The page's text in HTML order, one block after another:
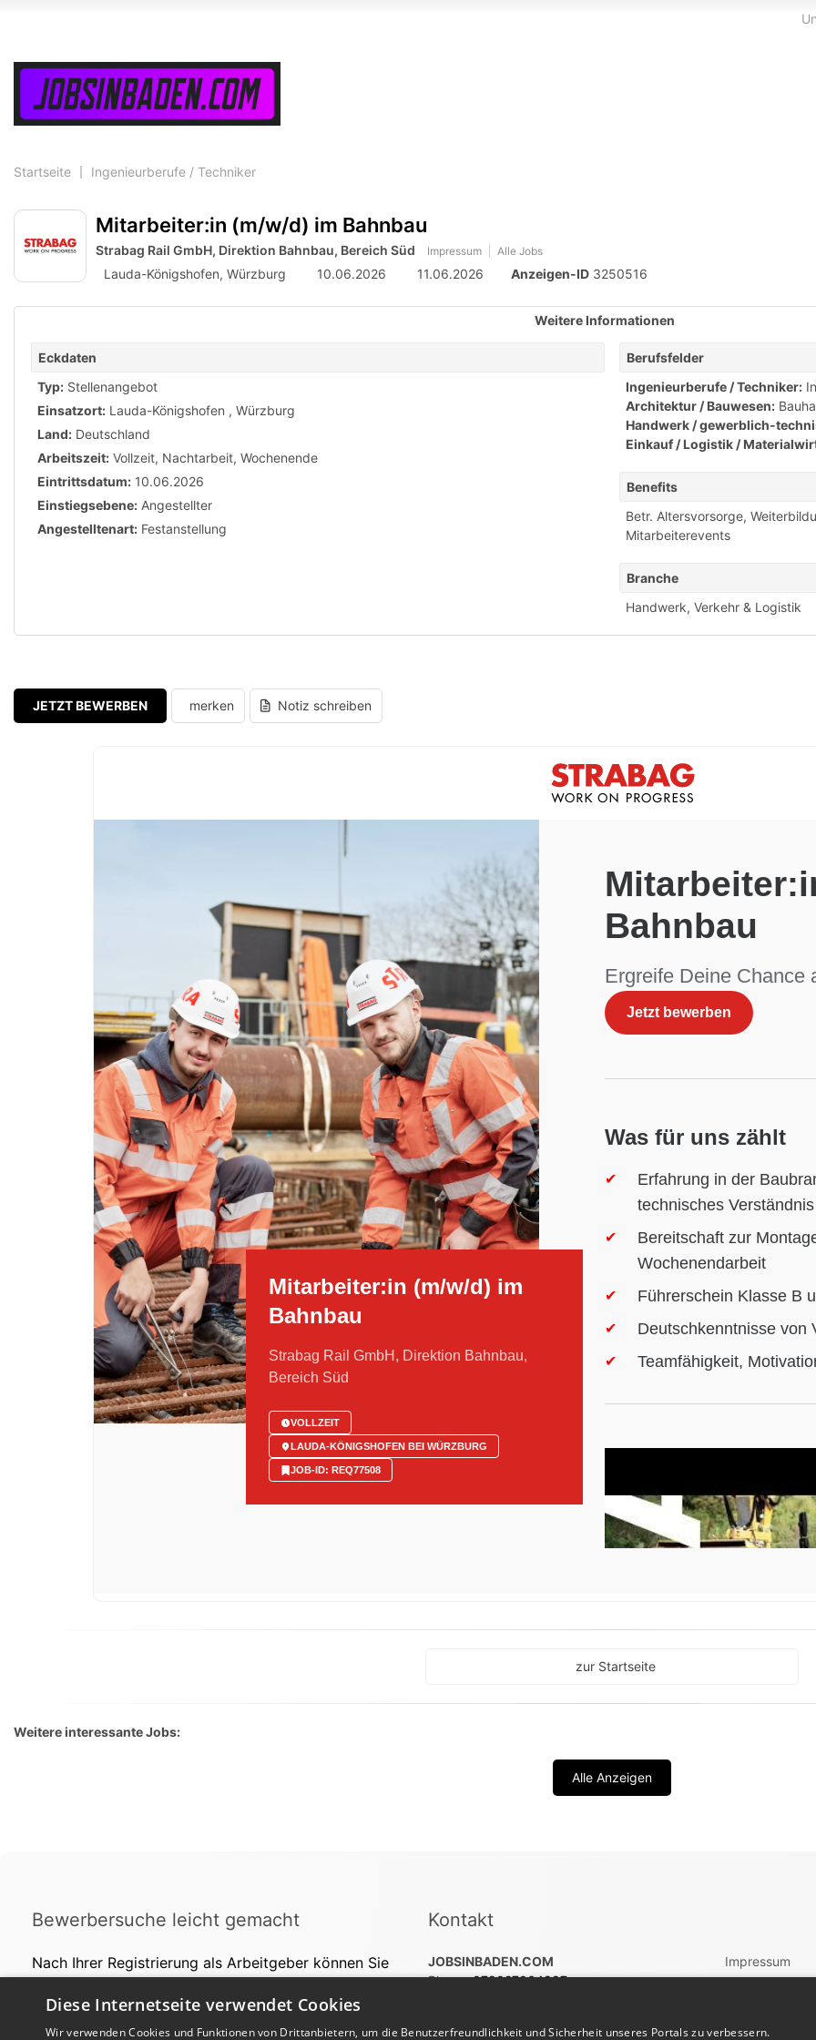
Navigation
Inhalt
Startseite Ingenieurberufe / Techniker
Mitarbeiter:in (m/w/d) im Bahnbau
Strabag Rail GmbH, Direktion Bahnbau, Bereich Süd Impressum Alle Jobs
Lauda-Königshofen, Würzburg 10.06.2026 11.06.2026 Anzeigen-ID 3250516
Weitere Informationen
Eckdaten
Typ: Stellenangebot
Einsatzort: Lauda-Königshofen , Würzburg
Land: Deutschland
Arbeitszeit: Vollzeit, Nachtarbeit, Wochenende
Eintrittsdatum: 10.06.2026
Einstiegsebene: Angestellter
Angestelltenart: Festanstellung
Berufsfelder
Ingenieurberufe / Techniker:
Architektur / Bauwesen:
Handwerk / gewerblich-
Einkauf / Logistik /
Benefits
Betr. Altersvorsorge,
Mitarbeiterevents
Branche
Handwerk, Verkehr & Logistik
JETZT BEWERBEN merken Notiz schreiben
zur Startseite
Weitere interessante Jobs:
Alle Anzeigen
Bewerbersuche leicht gemacht
Nach Ihrer Registrierung als Arbeitgeber können Sie
veröffentlichen. So finden geeignete Bewerber*innen
Ihr Stellenangebot und Sie passende Kandidat*innen!
Kontakt
JOBSINBADEN.COM
Phone:078027064897
Impressum
Diese Internetseite verwendet Cookies
Wir verwenden Cookies und Funktionen von Drittanbietern, um die Benutzerfreundlichkeit und Sicherheit unseres Portals zu verbessern.